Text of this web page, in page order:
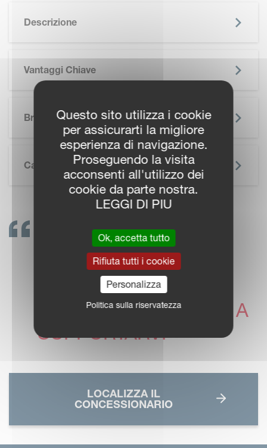
Descrizione
Vantaggi Chiave
Brochure
Caratteristiche Tecniche
METTETEVI IN
CONTATTO!
I CONCESSIONARI
VICON SONO PRONTI A
SUPPORTARVI
LOCALIZZA IL
CONCESSIONARIO
Questo sito utilizza i cookie
per assicurarti la migliore
esperienza di navigazione.
Proseguendo la visita
acconsenti all'utilizzo dei
cookie da parte nostra.
LEGGI DI PIU
Ok, accetta tutto
Rifiuta tutti i cookie
Personalizza
Politica sulla riservatezza